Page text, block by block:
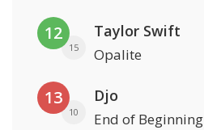
12
15
Taylor Swift
Opalite
13
10
Djo
End of Beginning